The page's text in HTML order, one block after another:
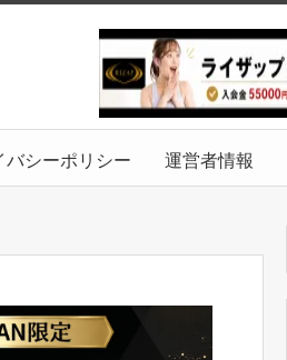
バシーポリシー 運営者情報